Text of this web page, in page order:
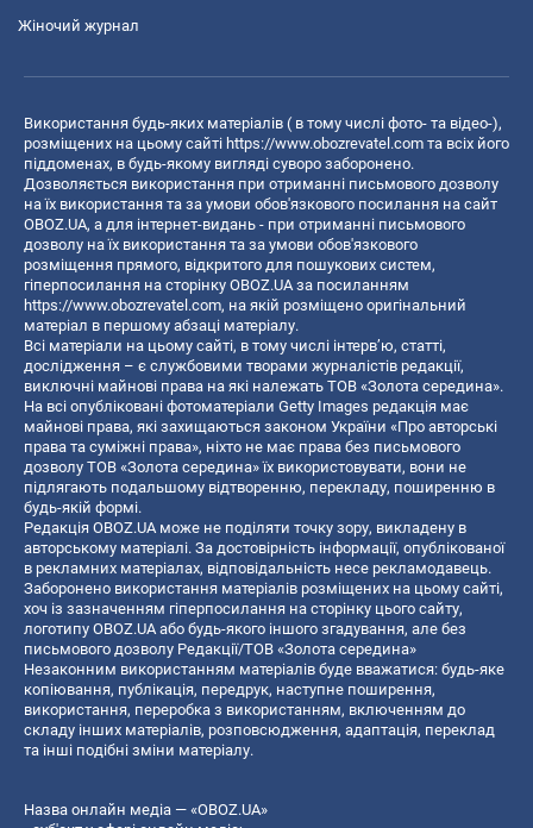
Жіночий журнал
Використання будь-яких матеріалів ( в тому числі фото- та відео-),
розміщених на цьому сайті https://www.obozrevatel.com та всіх його
піддоменах, в будь-якому вигляді суворо заборонено.
Дозволяється використання при отриманні письмового дозволу
на їх використання та за умови обов'язкового посилання на сайт
OBOZ.UA, а для інтернет-видань - при отриманні письмового
дозволу на їх використання та за умови обов'язкового
розміщення прямого, відкритого для пошукових систем,
гіперпосилання на сторінку OBOZ.UA за посиланням
https://www.obozrevatel.com, на якій розміщено оригінальний
матеріал в першому абзаці матеріалу.
Всі матеріали на цьому сайті, в тому числі інтерв’ю, статті,
дослідження – є службовими творами журналістів редакції,
виключні майнові права на які належать ТОВ «Золота середина».
На всі опубліковані фотоматеріали Getty Images редакція має
майнові права, які захищаються законом України «Про авторські
права та суміжні права», ніхто не має права без письмового
дозволу ТОВ «Золота середина» їх використовувати, вони не
підлягають подальшому відтворенню, перекладу, поширенню в
будь-якій формі.
Редакція OBOZ.UA може не поділяти точку зору, викладену в
авторському матеріалі. За достовірність інформації, опублікованої
в рекламних матеріалах, відповідальність несе рекламодавець.
Заборонено використання матеріалів розміщених на цьому сайті,
хоч із зазначенням гіперпосилання на сторінку цього сайту,
логотипу OBOZ.UA або будь-якого іншого згадування, але без
письмового дозволу Редакції/ТОВ «Золота середина»
Незаконним використанням матеріалів буде вважатися: будь-яке
копiювання, публiкацiя, передрук, наступне поширення,
використання, переробка з використанням, включенням до
складу інших матеріалів, розповсюдження, адаптація, переклад
та інші подібні зміни матеріалу.
Назва онлайн медіа — «OBOZ.UA»